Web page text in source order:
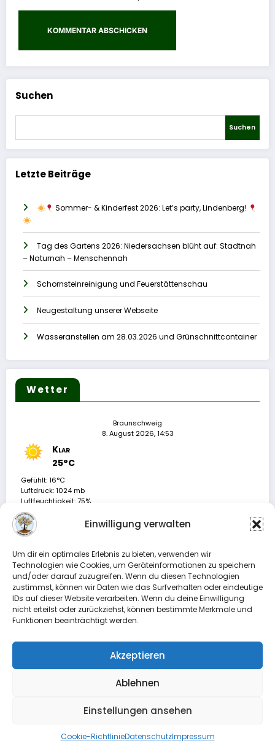
Einwilligung verwalten
Um dir ein optimales Erlebnis zu bieten, verwenden wir
Technologien wie Cookies, um Geräteinformationen zu speichern
und/oder darauf zuzugreifen. Wenn du diesen Technologien
zustimmst, können wir Daten wie das Surfverhalten oder eindeutige
IDs auf dieser Website verarbeiten. Wenn du deine Einwilligung
nicht erteilst oder zurückziehst, können bestimmte Merkmale und
Funktionen beeinträchtigt werden.
Akzeptieren
Ablehnen
Einstellungen ansehen
Cookie-RichtlinieDatenschutzImpressum
Suchen
Suchen
Letzte Beiträge
Sommer- & Kinderfest 2026: Let’s party, Lindenberg!
Tag des Gartens 2026: Niedersachsen blüht auf: Stadtnah
– Naturnah – Menschennah
Schornsteinreinigung und Feuerstättenschau
Neugestaltung unserer Webseite
Wasseranstellen am 28.03.2026 und Grünschnittcontainer
Wetter
Braunschweig
8. August 2026, 14:53
Klar
25°C
Gefühlt: 16°C
Luftdruck: 1024 mb
Luftfeuchtigkeit: 75%
Wind: 2.9 m/s E
Böen: 8.1 m/s
UV-Index: 0
Sonnenaufgang: 5:50
Sonnenuntergang: 20:56
Mehr...
Das hast du vielleicht verpasst
Impressum Datenschutz
Newsletter anmelden
KGV Lindenberg 5 e.V2026 | Präsentiert vonSpiceThemes